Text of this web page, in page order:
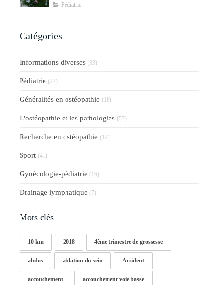
Pédiatrie
Catégories
Informations diverses (33)
Pédiatrie (27)
Généralités en ostéopathie (18)
L'ostéopathie et les pathologies (57)
Recherche en ostéopathie (12)
Sport (41)
Gynécologie-pédiatrie (16)
Drainage lymphatique (7)
Mots clés
10 km 2018 4ème trimestre de grossesse
abdos ablation du sein Accident
accouchement accouchement voie basse